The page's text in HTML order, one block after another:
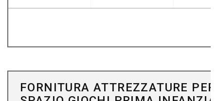
FORNITURA ATTREZZATURE PER